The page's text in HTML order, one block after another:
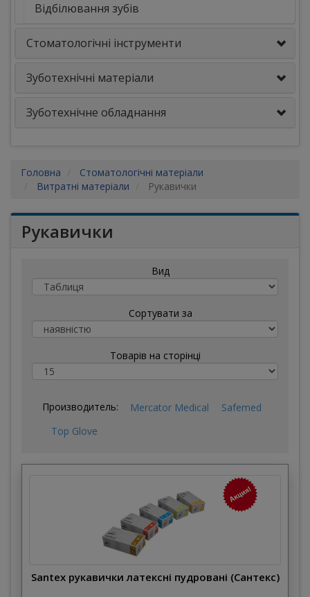
Відбілювання зубів
Стоматологічні інструменти
Зуботехнічні матеріали
Зуботехнічне обладнання
Головна
Стоматологічні матеріали
Витратні матеріали
Рукавички
Рукавички
Вид
Сортувати за
Товарів на сторінці
Производитель: Mercator Medical
Safemed
Top Glove
Santex рукавички латексні пудровані (Сантекс)